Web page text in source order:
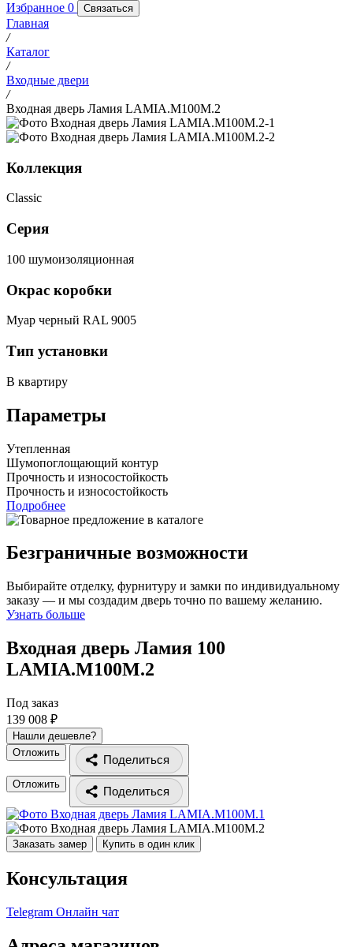
Избранное 0 Связаться
Главная
/
Каталог
/
Входные двери
/
Входная дверь Ламия LAMIA.M100M.2
Коллекция
Classic
Серия
100 шумоизоляционная
Окрас коробки
Муар черный RAL 9005
Тип установки
В квартиру
Параметры
Утепленная
Шумопоглощающий контур
Прочность и износостойкость
Прочность и износостойкость
Подробнее
Безграничные возможности
Выбирайте отделку, фурнитуру и замки по индивидуальному
заказу — и мы создадим дверь точно по вашему желанию.
Узнать больше
Входная дверь Ламия 100
LAMIA.M100M.2
Под заказ
139 008 ₽
Нашли дешевле?
Отложить
Поделиться
Отложить
Поделиться
Заказать замер Купить в один клик
Консультация
Telegram Онлайн чат